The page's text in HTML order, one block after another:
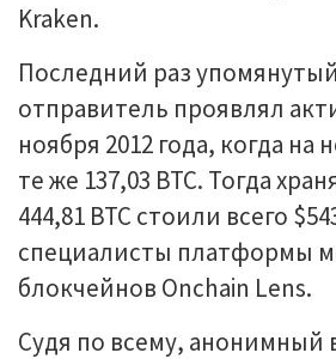
Kraken.
Последний раз
отправитель проявлял
ноября 2012 года, когда на
те же 137,03 BTC. Тогда
444,81 BTC стоили всего
специалисты платформы
блокчейнов Onchain Lens.
Судя по всему, анонимный